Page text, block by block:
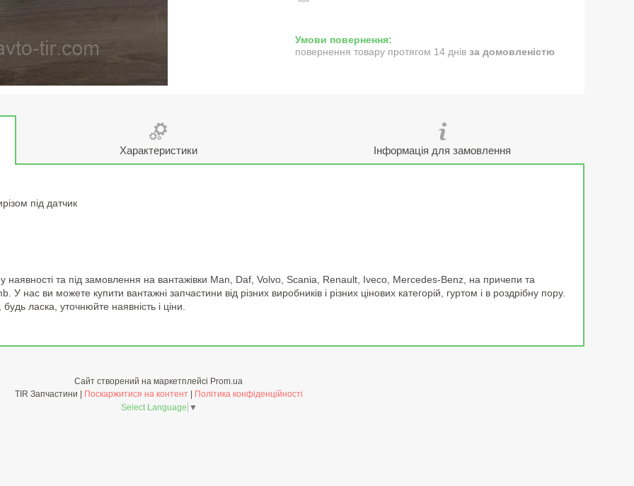
повернення товару протягом 14 днів за домовленістю
Характеристики Інформація для замовлення
під датчик
наявності та під замовлення на вантажівки Man, Daf, Volvo, Scania, Renault, Iveco, Mercedes-Benz, на причепи та
нас ви можете купити вантажні запчастини від різних виробників і різних цінових категорій, гуртом і в роздрібну пору.
ласка, уточнюйте наявність і ціни.
Сайт створений на маркетплейсі Prom.ua
Поскаржитися на контент
Політика конфіденційності
Select Language ▼